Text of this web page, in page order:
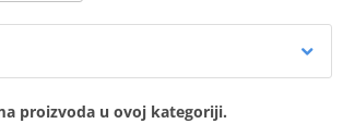
proizvoda u ovoj kategoriji.